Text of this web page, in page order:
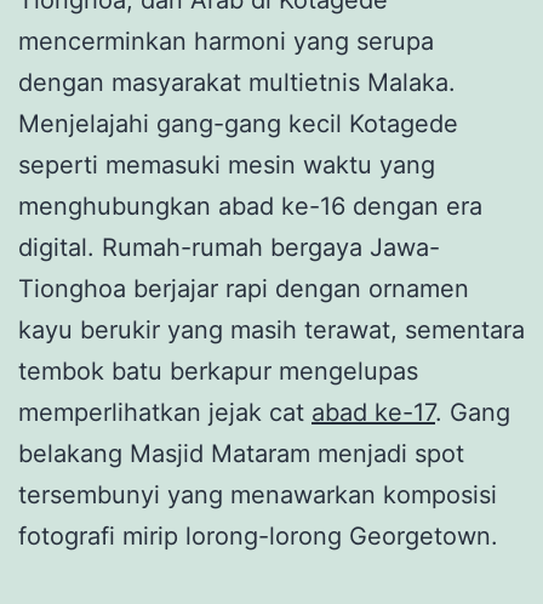
mencerminkan harmoni yang serupa
dengan masyarakat multietnis Malaka.
Menjelajahi gang-gang kecil Kotagede
seperti memasuki mesin waktu yang
menghubungkan abad ke-16 dengan era
digital. Rumah-rumah bergaya Jawa-
Tionghoa berjajar rapi dengan ornamen
kayu berukir yang masih terawat, sementara
tembok batu berkapur mengelupas
memperlihatkan jejak cat abad ke-17. Gang
belakang Masjid Mataram menjadi spot
tersembunyi yang menawarkan komposisi
fotografi mirip lorong-lorong Georgetown.